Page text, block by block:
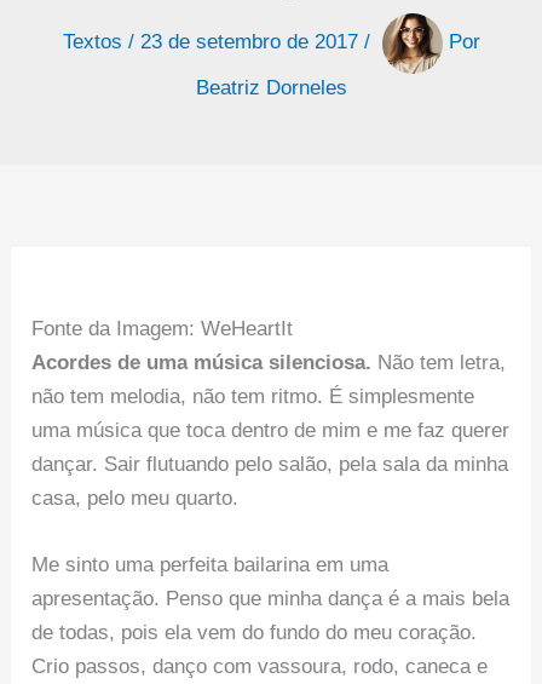
Textos / 23 de setembro de 2017 /
Por
Beatriz Dorneles
Fonte da Imagem: WeHeartIt
Acordes de uma música silenciosa. Não tem letra,
não tem melodia, não tem ritmo. É simplesmente
uma música que toca dentro de mim e me faz querer
dançar. Sair flutuando pelo salão, pela sala da minha
casa, pelo meu quarto.
Me sinto uma perfeita bailarina em uma
apresentação. Penso que minha dança é a mais bela
de todas, pois ela vem do fundo do meu coração.
Crio passos, danço com vassoura, rodo, caneca e